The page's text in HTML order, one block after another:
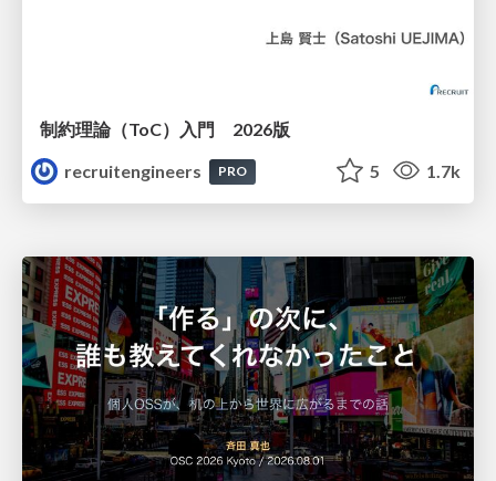
制約理論（ToC）入門 2026版
recruitengineers
PRO 5 1.7k